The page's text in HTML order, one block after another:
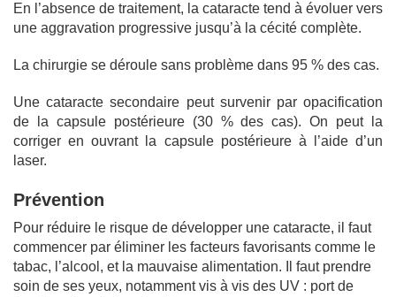
En l’absence de traitement, la cataracte tend à évoluer vers
une aggravation progressive jusqu’à la cécité complète.
La chirurgie se déroule sans problème dans 95 % des cas.
Une cataracte secondaire peut survenir par opacification
de la capsule postérieure (30 % des cas). On peut la
corriger en ouvrant la capsule postérieure à l’aide d’un
laser.
Prévention
Pour réduire le risque de développer une cataracte, il faut
commencer par éliminer les facteurs favorisants comme le
tabac, l’alcool, et la mauvaise alimentation. Il faut prendre
soin de ses yeux, notamment vis à vis des UV : port de